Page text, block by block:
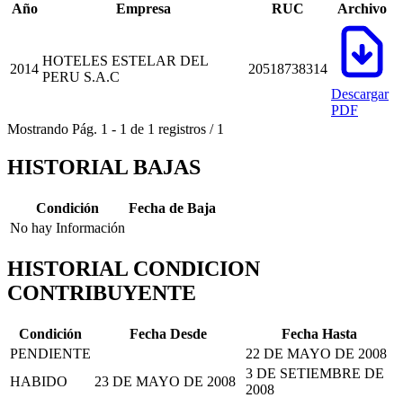
Año
Empresa RUC Archivo
2014
HOTELES ESTELAR DEL
PERU S.A.C
20518738314
Descargar
PDF
Mostrando Pág. 1 - 1 de 1 registros / 1
HISTORIAL BAJAS
Condición
Fecha de Baja
No hay Información
HISTORIAL CONDICION
CONTRIBUYENTE
Condición Fecha Desde
Fecha Hasta
PENDIENTE
22 DE MAYO DE 2008
HABIDO
23 DE MAYO DE 2008
3 DE SETIEMBRE DE
2008